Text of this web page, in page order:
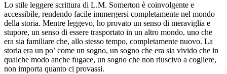
Lo stile leggere scrittura di L.M. Somerton è coinvolgente e
accessibile, rendendo facile immergersi completamente nel mondo
della storia. Mentre leggevo, ho provato un senso di meraviglia e
stupore, un senso di essere trasportato in un altro mondo, uno che
era sia familiare che, allo stesso tempo, completamente nuovo. La
storia era un po’ come un sogno, un sogno che era sia vivido che in
qualche modo anche fugace, un sogno che non riuscivo a cogliere,
non importa quanto ci provassi.